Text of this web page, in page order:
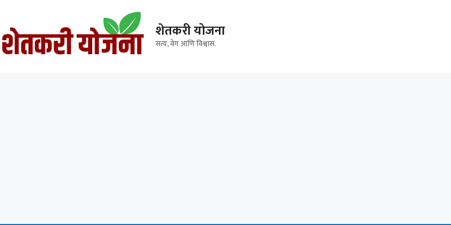
शेतकरी योजना
सत्य, वेग आणि विश्वास.